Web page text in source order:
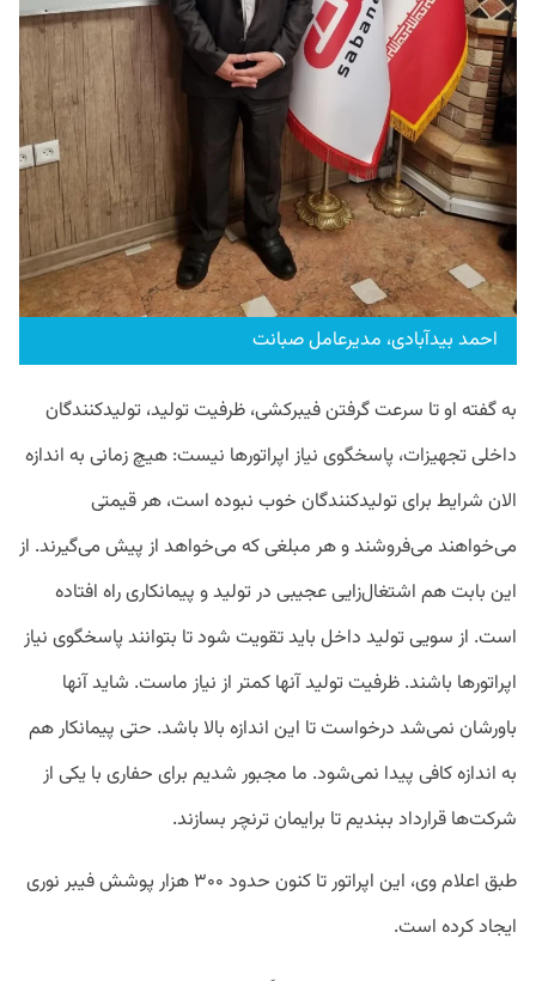
احمد بیدآبادی، مدیرعامل صبانت
به گفته او تا سرعت گرفتن فیبرکشی، ظرفیت تولید، تولیدکنندگان
داخلی تجهیزات، پاسخگوی نیاز اپراتورها نیست: هیچ زمانی به اندازه
الان شرایط برای تولیدکنندگان خوب نبوده است، هر قیمتی
می‌خواهند می‌فروشند و هر مبلغی که می‌خواهد از پیش می‌گیرند. از
این بابت هم اشتغال‌زایی عجیبی در تولید و پیمانکاری راه افتاده
است. از سویی تولید داخل باید تقویت شود تا بتوانند پاسخگوی نیاز
اپراتورها باشند. ظرفیت تولید آنها کمتر از نیاز ماست. شاید آنها
باورشان نمی‌شد درخواست تا این اندازه بالا باشد. حتی پیمانکار هم
به اندازه کافی پیدا نمی‌شود. ما مجبور شدیم برای حفاری با یکی از
شرکت‌ها قرارداد ببندیم تا برایمان ترنچر بسازند.
طبق اعلام وی، این اپراتور تا کنون حدود ۳۰۰ هزار پوشش فیبر نوری
ایجاد کرده است.